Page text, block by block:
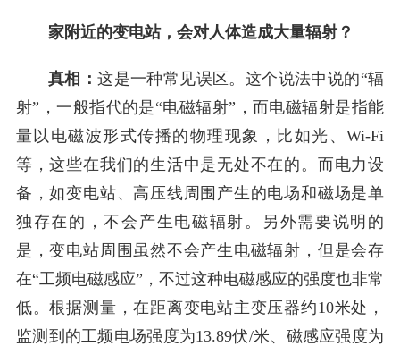
家附近的变电站，会对人体造成大量辐射？
真相：这是一种常见误区。这个说法中说的“辐
射”，一般指代的是“电磁辐射”，而电磁辐射是指能
量以电磁波形式传播的物理现象，比如光、Wi-Fi
等，这些在我们的生活中是无处不在的。而电力设
备，如变电站、高压线周围产生的电场和磁场是单
独存在的，不会产生电磁辐射。另外需要说明的
是，变电站周围虽然不会产生电磁辐射，但是会存
在“工频电磁感应”，不过这种电磁感应的强度也非常
低。根据测量，在距离变电站主变压器约10米处，
监测到的工频电场强度为13.89伏/米、磁感应强度为